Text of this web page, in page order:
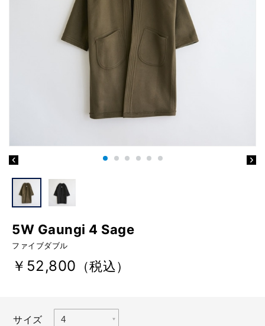
5W Gaungi 4 Sage
ファイブダブル
￥52,800 （税込）
サイズ